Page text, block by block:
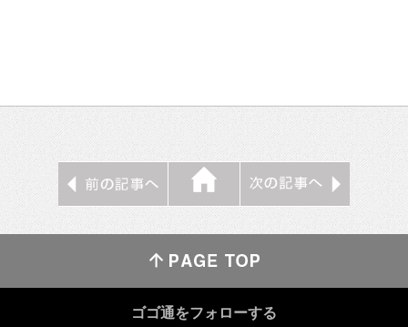
ゴゴ通をフォローする